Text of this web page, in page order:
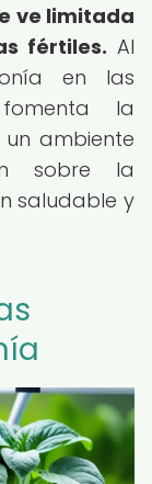
ve limitada
fértiles. Al
en las
la
ambiente
sobre la
saludable y